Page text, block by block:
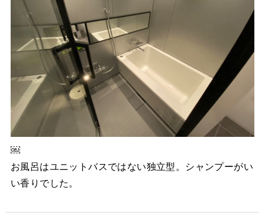
￼
お風呂はユニットバスではない独立型。シャンプーがい
い香りでした。